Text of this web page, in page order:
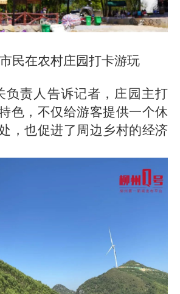
市民在农村庄园打卡游玩
负责人告诉记者，庄园主打
色，不仅给游客提供一个休
，也促进了周边乡村的经济